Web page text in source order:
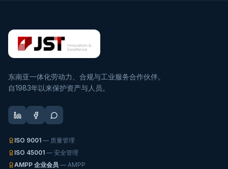
东南亚一体化劳动力、合规与工业服务合作伙伴。
自1983年以来保护资产与人员。
ISO 9001 — 质量管理
ISO 45001 — 安全管理
AMPP 企业会员 — AMPP